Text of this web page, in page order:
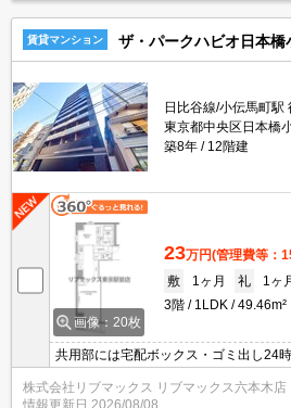
賃貸マンション ザ・パークハビオ日本橋
日比谷線/小伝馬町駅
東京都中央区日本橋
築8年
12階建
画像：20枚
23万円(管理費等：
敷
1ヶ月 礼
1ヶ
3階
1LDK 49.46m²
共用部には宅配ボックス・ゴミ出し24
燥機などが揃っているので、快適に過ご
株式会社リブマックス リブマックス六本木店
情報更新日 2026/08/08